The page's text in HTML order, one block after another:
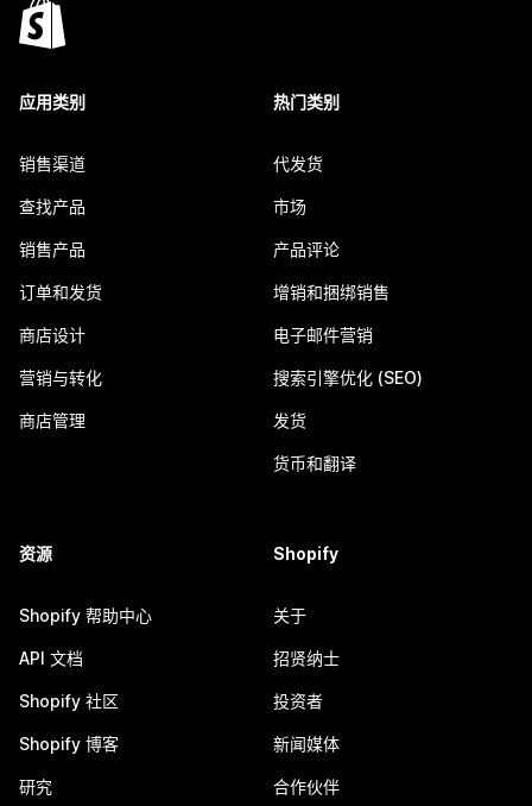
应用类别
销售渠道
查找产品
销售产品
订单和发货
商店设计
营销与转化
商店管理
热门类别
代发货
市场
产品评论
增销和捆绑销售
电子邮件营销
搜索引擎优化 (SEO)
发货
货币和翻译
资源
Shopify 帮助中心
API 文档
Shopify 社区
Shopify 博客
研究
Shopify
关于
招贤纳士
投资者
新闻媒体
合作伙伴